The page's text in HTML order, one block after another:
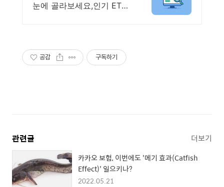
눈에 골라보세요,인기 ETF
어요.
공감 구독하기
관련글 더보기
카카오 보험, 이번에도 '메기 효과(Catfish
Effect)' 일으키나?
2022.05.21